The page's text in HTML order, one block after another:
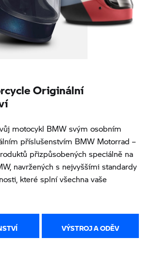
Originální
motocykl BMW svým osobním
příslušenstvím BMW Motorrad –
přizpůsobených speciálně na
navržených s nejvyššími standardy
které splní všechna vaše
VÝSTROJ A ODĚV